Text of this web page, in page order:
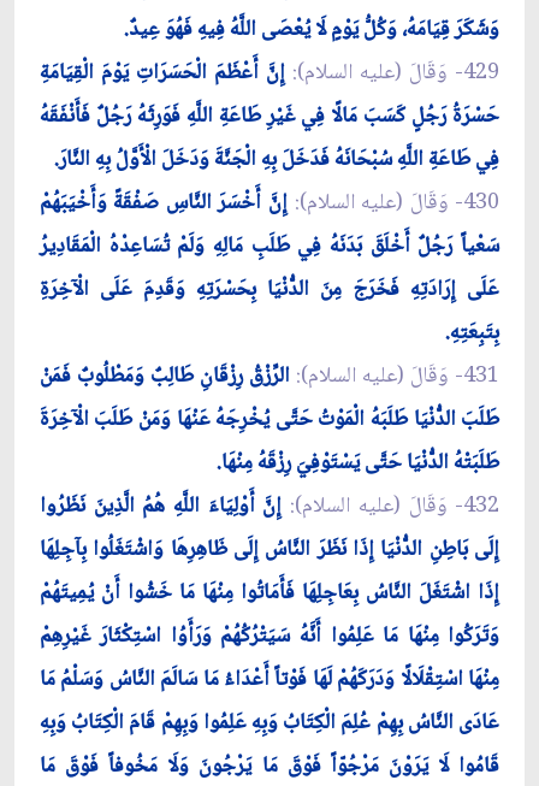
وَشَكَرَ قِيَامَهُ، وَكُلُّ يَوْمٍ لَا يُعْصَى اللَّهُ فِيهِ فَهُوَ عِيدٌ.
429- وَقَالَ (عليه السلام):
إِنَّ أَعْظَمَ الْحَسَرَاتِ يَوْمَ الْقِيَامَةِ
حَسْرَةُ رَجُلٍ كَسَبَ مَالًا فِي غَيْرِ طَاعَةِ اللَّهِ فَوَرِثَهُ رَجُلٌ فَأَنْفَقَهُ
فِي طَاعَةِ اللَّهِ سُبْحَانَهُ فَدَخَلَ بِهِ الْجَنَّةَ وَدَخَلَ الْأَوَّلُ بِهِ النَّارَ.
430- وَقَالَ (عليه السلام):
إِنَّ أَخْسَرَ النَّاسِ صَفْقَةً وَأَخْيَبَهُمْ
سَعْياً رَجُلٌ أَخْلَقَ بَدَنَهُ فِي طَلَبِ مَالِهِ وَلَمْ تُسَاعِدْهُ الْمَقَادِيرُ
عَلَى إِرَادَتِهِ فَخَرَجَ مِنَ الدُّنْيَا بِحَسْرَتِهِ وَقَدِمَ عَلَى الْآخِرَةِ
بِتَبِعَتِهِ.
431- وَقَالَ (عليه السلام):
الرِّزْقُ رِزْقَانِ طَالِبٌ وَمَطْلُوبٌ فَمَنْ
طَلَبَ الدُّنْيَا طَلَبَهُ الْمَوْتُ حَتَّى يُخْرِجَهُ عَنْهَا وَمَنْ طَلَبَ الْآخِرَةَ
طَلَبَتْهُ الدُّنْيَا حَتَّى يَسْتَوْفِيَ رِزْقَهُ مِنْهَا.
432- وَقَالَ (عليه السلام):
إِنَّ أَوْلِيَاءَ اللَّهِ هُمُ الَّذِينَ نَظَرُوا
إِلَى بَاطِنِ الدُّنْيَا إِذَا نَظَرَ النَّاسُ إِلَى ظَاهِرِهَا وَاشْتَغَلُوا بِآجِلِهَا
إِذَا اشْتَغَلَ النَّاسُ بِعَاجِلِهَا فَأَمَاتُوا مِنْهَا مَا خَشُوا أَنْ يُمِيتَهُمْ
وَتَرَكُوا مِنْهَا مَا عَلِمُوا أَنَّهُ سَيَتْرُكُهُمْ وَرَأَوُا اسْتِكْثَارَ غَيْرِهِمْ
مِنْهَا اسْتِقْلَالًا وَدَرَكَهُمْ لَهَا فَوْتاً أَعْدَاءُ مَا سَالَمَ النَّاسُ وَسَلْمُ مَا
عَادَى النَّاسُ بِهِمْ عُلِمَ الْكِتَابُ وَبِهِ عَلِمُوا وَبِهِمْ قَامَ الْكِتَابُ وَبِهِ
قَامُوا لَا يَرَوْنَ مَرْجُوّاً فَوْقَ مَا يَرْجُونَ وَلَا مَخُوفاً فَوْقَ مَا